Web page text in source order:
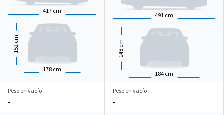
417 cm
178 cm
152
cm
491 cm
184 cm
148
cm
Peso en vacío
-
Peso en vacío
-